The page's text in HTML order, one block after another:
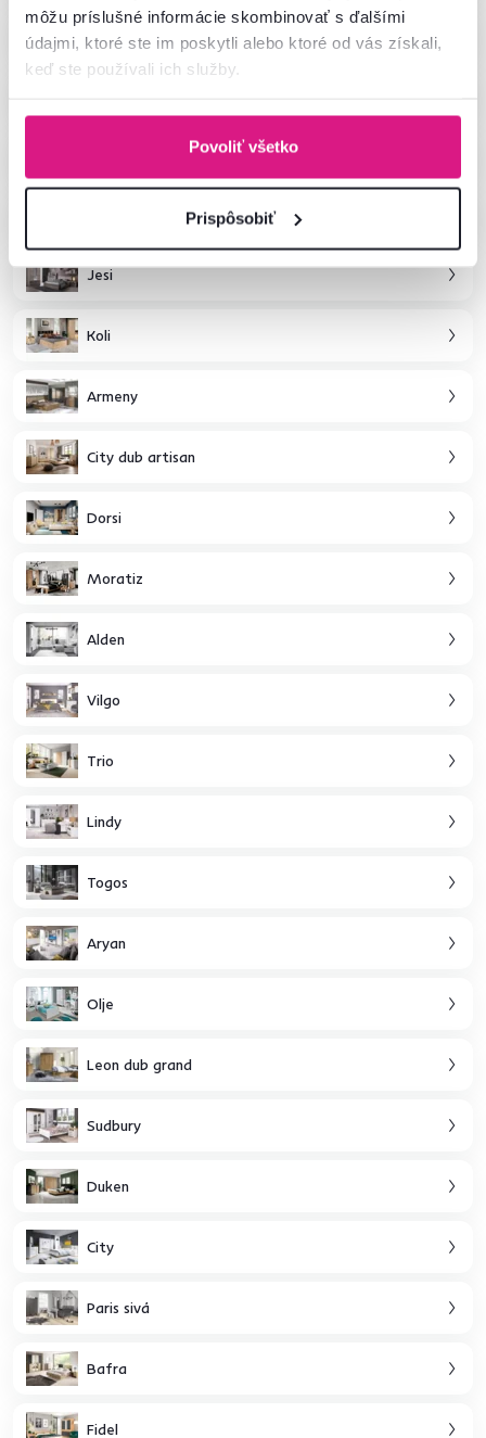
môžu príslušné informácie skombinovať s ďalšími
údajmi, ktoré ste im poskytli alebo ktoré od vás získali,
keď ste používali ich služby.
Povoliť všetko
Prispôsobiť
Jesi
Koli
Armeny
City dub artisan
Dorsi
Moratiz
Alden
Vilgo
Trio
Lindy
Togos
Aryan
Olje
Leon dub grand
Sudbury
Duken
City
Paris sivá
Bafra
Fidel